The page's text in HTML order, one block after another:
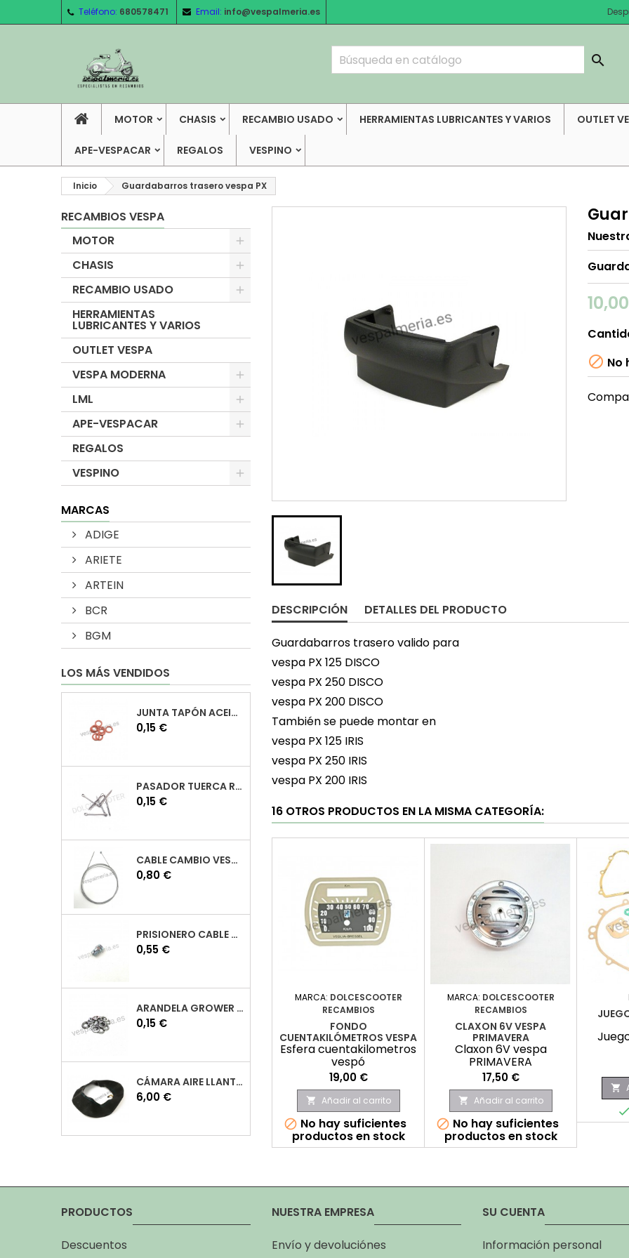
Teléfono: 680578471 Email: info@vespalmeria.es

MOTOR CHASIS RECAMBIO USADO HERRAMIENTAS LUBRICANTES Y VARIOS OUTLET
APE-VESPACAR REGALOS VESPINO
Inicio Guardabarros trasero vespa PX
RECAMBIOS VESPA
MOTOR
CHASIS
RECAMBIO USADO
HERRAMIENTAS
LUBRICANTES Y VARIOS
OUTLET VESPA
VESPA MODERNA
LML
APE-VESPACAR
REGALOS
VESPINO
MARCAS
ADIGE
ARIETE
ARTEIN
BCR
BGM
LOS MÁS VENDIDOS
JUNTA TAPÓN ACEITE VESPA
Precio
0,15 €
PASADOR TUERCA RUEDA VESPA
Precio
0,15 €
CABLE CAMBIO VESPA
Precio
0,80 €
PRISIONERO CABLE CAMBIO VESPA
Precio
0,55 €
ARANDELA GROWER M7 INOX VESPA
Precio
0,15 €
CÁMARA AIRE LLANTA 10 VESPA
Precio
6,00 €
 No
DESCRIPCIÓN DETALLES DEL PRODUCTO
Guardabarros trasero valido para
vespa PX 125 DISCO
vespa PX 250 DISCO
vespa PX 200 DISCO
También se puede montar en
vespa PX 125 IRIS
vespa PX 250 IRIS
vespa PX 200 IRIS
16 OTROS PRODUCTOS EN LA MISMA CATEGORÍA:
MARCA: DOLCESCOOTER
RECAMBIOS
FONDO
CUENTAKILÓMETROS VESPA
Esfera cuentakilometros
vespó
Precio
19,00 €
 Añadir al carrito
 No hay suficientes
productos en stock
MARCA: DOLCESCOOTER
RECAMBIOS
CLAXON 6V VESPA
PRIMAVERA
Claxon 6V vespa
PRIMAVERA
Precio
17,50 €
 Añadir al carrito
 No hay suficientes
productos en stock

PRODUCTOS
Descuentos
NUESTRA EMPRESA
Envío y devoluciónes
SU CUENTA
Información personal